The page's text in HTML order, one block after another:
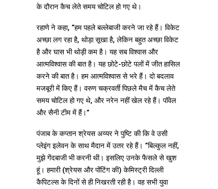
के दौरान कैच लेते समय चोटिल हो गए थे।
रहाणे ने कहा, “हम पहले बल्लेबाजी करने जा रहे हैं। विकेट
अच्छा लग रहा है, थोड़ा सूखा है, लेकिन बहुत अच्छा विकेट
है और घास भी थोड़ी कम है। यह सब विश्वास और
आत्मविश्वास की बात है। यह छोटे-छोटे पलों में जीत हासिल
करने की बात है। हम आत्मविश्वास से भरे हैं। दो बदलाव
मजबूरी में किए हैं। वरुण चक्रवर्ती पिछले मैच में कैच लेते
समय चोटिल हो गए थे, और नरेन नहीं खेल रहे हैं। पॉवेल
और सैनी टीम में हैं।”
पंजाब के कप्तान श्रेयस अय्यर ने पुष्टि की कि वे उसी
प्लेइंग इलेवन के साथ मैदान में उतर रहे हैं। “बिल्कुल नहीं,
मुझे गेंदबाजी भी करनी थी। इसलिए उनके फैसले से खुश
हूं। हमारी (श्रेयस और पोंटिंग की) केमिस्ट्री दिल्ली
कैपिटल्स के दिनों से ही निखरती रही है। वह सभी युवा